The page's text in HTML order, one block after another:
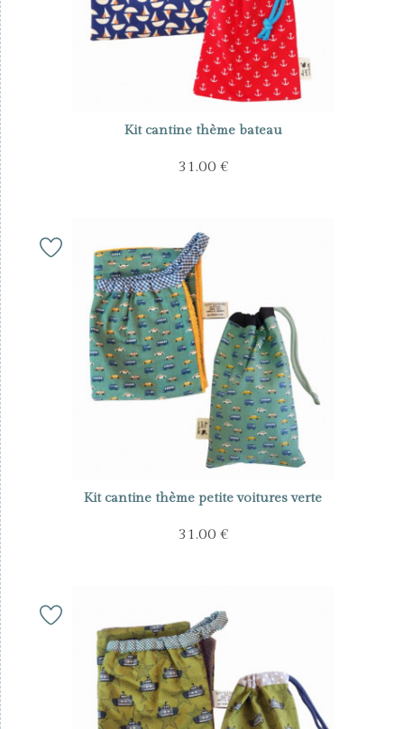
Kit cantine thème bateau
31.00 €
Kit cantine thème petite voitures verte
31.00 €